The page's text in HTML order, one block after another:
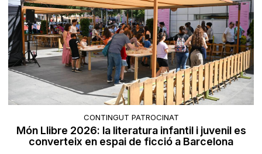
CONTINGUT PATROCINAT
Món Llibre 2026: la literatura infantil i juvenil es
converteix en espai de ficció a Barcelona